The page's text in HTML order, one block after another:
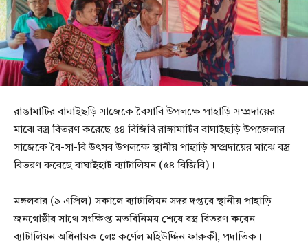
রাঙামাটির বাঘাইছড়ি সাজেকে বৈসাবি উপলক্ষে পাহাড়ি সম্প্রদায়ের
মাঝে বস্ত্র বিতরণ করেছে ৫৪ বিজিবি রাঙ্গামাটির বাঘাইছড়ি উপজেলার
সাজেকে বৈ-সা-বি উৎসব উপলক্ষে স্থানীয় পাহাড়ি সম্প্রদায়ের মাঝে বস্ত্র
বিতরণ করেছে বাঘাইহাট ব্যাটালিয়ন (৫৪ বিজিবি)।
মঙ্গলবার (৯ এপ্রিল) সকালে ব্যাটালিয়ন সদর দপ্তরে স্থানীয় পাহাড়ি
জনগোষ্ঠীর সাথে সংক্ষিপ্ত মতবিনিময় শেষে বস্ত্র বিতরণ করেন
ব্যাটালিয়ন অধিনায়ক লেঃ কর্ণেল মহিউদ্দিন ফারুকী, পদাতিক।